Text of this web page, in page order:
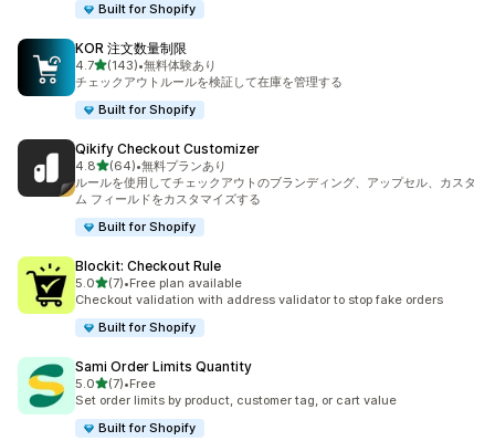
Built for Shopify
KOR 注文数量制限
4.75つ星中
(143)
合計レビュー数：143件
•無料体験あり
チェックアウトルールを検証して在庫を管理する
Built for Shopify
Qikify Checkout Customizer
4.85つ星中
(64)
合計レビュー数：64件
•無料プランあり
ルールを使用してチェックアウトのブランディング、アップセル、カスタ
ム フィールドをカスタマイズする
Built for Shopify
Blockit: Checkout Rule
5.05つ星中
(7)
合計レビュー数：7件
•Free plan available
Checkout validation with address validator to stop fake orders
Built for Shopify
Sami Order Limits Quantity
5.05つ星中
(7)
合計レビュー数：7件
•Free
Set order limits by product, customer tag, or cart value
Built for Shopify